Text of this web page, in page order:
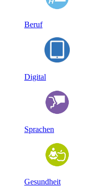
Beruf
Digital
Sprachen
Gesundheit